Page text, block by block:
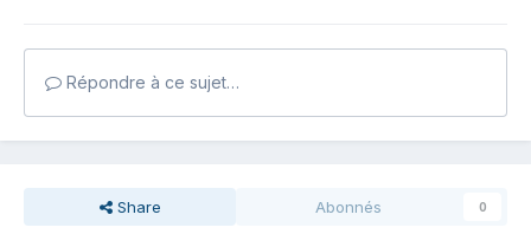
Répondre à ce sujet…
Share Abonnés 0